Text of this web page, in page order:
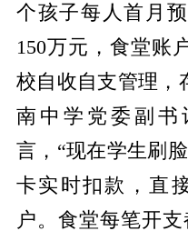
个孩子每人首月
150万元，食堂账
校自收自支管理，
南中学党委副书
言，“现在学生刷
卡实时扣款，直
户。食堂每笔开